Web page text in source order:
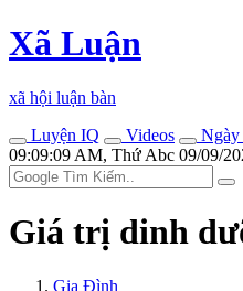
Xã Luận
xã hội luận bàn
Luyện IQ
Videos
09:09:09 AM, Thứ Abc 09/09/
Giá trị dinh
Gia Đình